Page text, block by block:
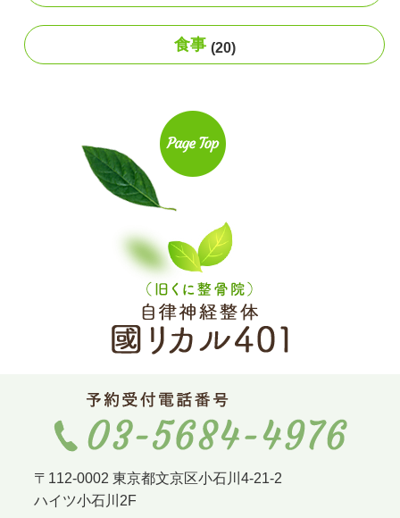
食事 (20)
〒112-0002 東京都文京区小石川4-21-2
ハイツ小石川2F